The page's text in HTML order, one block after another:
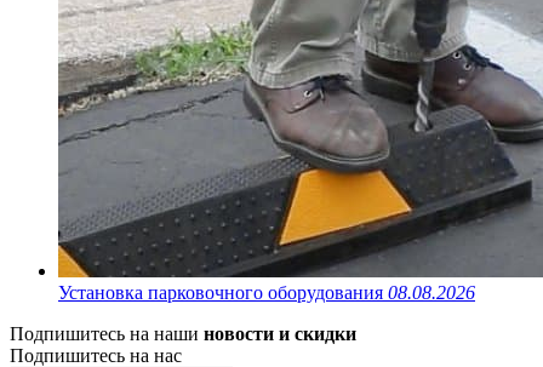
Установка парковочного оборудования 08.08.2026
Подпишитесь на наши новости и скидки
Подпишитесь на нас